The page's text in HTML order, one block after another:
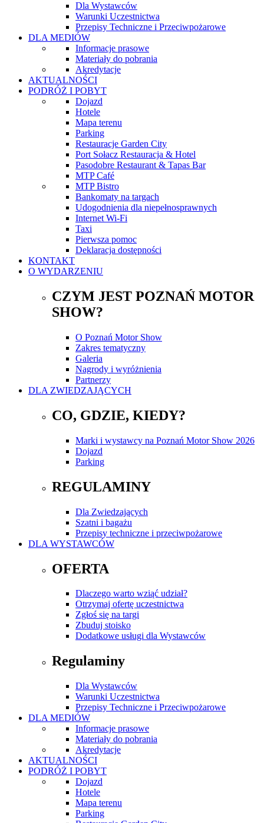
Dla Wystawców
Warunki Uczestnictwa
Przepisy Techniczne i Przeciwpożarowe
DLA MEDIÓW
Informacje prasowe
Materiały do pobrania
Akredytacje
AKTUALNOŚCI
PODRÓŻ I POBYT
Dojazd
Hotele
Mapa terenu
Parking
Restauracje Garden City
Port Sołacz Restauracja & Hotel
Pasodobre Restaurant & Tapas Bar
MTP Café
MTP Bistro
Bankomaty na targach
Udogodnienia dla niepełnosprawnych
Internet Wi-Fi
Taxi
Pierwsza pomoc
Deklaracja dostępności
KONTAKT
O WYDARZENIU
CZYM JEST POZNAŃ MOTOR
SHOW?
O Poznań Motor Show
Zakres tematyczny
Galeria
Nagrody i wyróżnienia
Partnerzy
DLA ZWIEDZAJĄCYCH
CO, GDZIE, KIEDY?
Marki i wystawcy na Poznań Motor Show 2026
Dojazd
Parking
REGULAMINY
Dla Zwiedzających
Szatni i bagażu
Przepisy techniczne i przeciwpożarowe
DLA WYSTAWCÓW
OFERTA
Dlaczego warto wziąć udział?
Otrzymaj ofertę uczestnictwa
Zgłoś się na targi
Zbuduj stoisko
Dodatkowe usługi dla Wystawców
Regulaminy
Dla Wystawców
Warunki Uczestnictwa
Przepisy Techniczne i Przeciwpożarowe
DLA MEDIÓW
Informacje prasowe
Materiały do pobrania
Akredytacje
AKTUALNOŚCI
PODRÓŻ I POBYT
Dojazd
Hotele
Mapa terenu
Parking